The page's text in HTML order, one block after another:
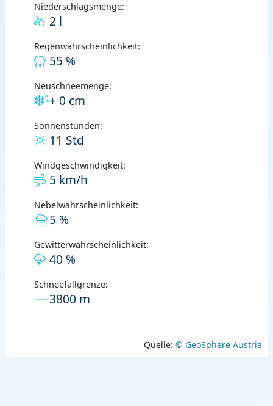
Niederschlagsmenge:
2 l
Regenwahrscheinlichkeit:
55 %
Neuschneemenge:
+ 0 cm
Sonnenstunden:
11 Std
Windgeschwindigkeit:
5 km/h
Nebelwahrscheinlichkeit:
5 %
Gewitterwahrscheinlichkeit:
40 %
Schneefallgrenze:
3800 m
Quelle: © GeoSphere Austria